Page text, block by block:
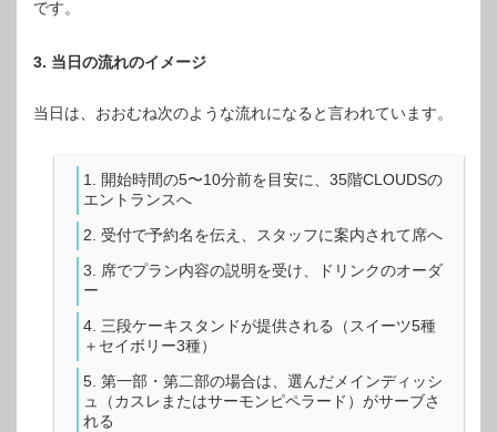
です。
3. 当日の流れのイメージ
当日は、おおむね次のような流れになると言われています。
開始時間の5〜10分前を目安に、35階CLOUDSの
エントランスへ
受付で予約名を伝え、スタッフに案内されて席へ
席でプラン内容の説明を受け、ドリンクのオーダ
ー
三段ケーキスタンドが提供される（スイーツ5種
＋セイボリー3種）
第一部・第二部の場合は、選んだメインディッシ
ュ（カスレまたはサーモンピペラード）がサーブさ
れる